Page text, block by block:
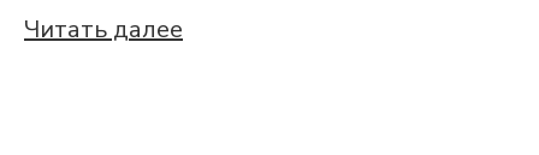
Читать далее